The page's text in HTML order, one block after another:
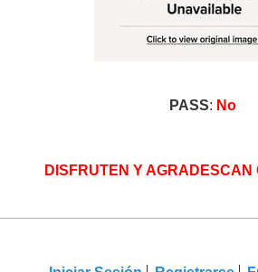
PASS: No
DISFRUTEN Y AGRADESCAN